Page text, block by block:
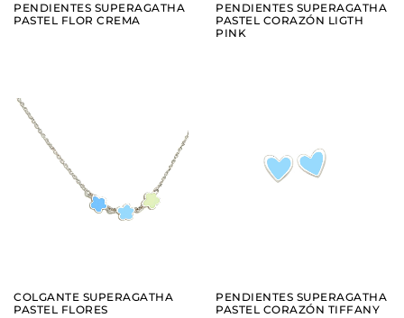
PENDIENTES SUPERAGATHA
PASTEL FLOR CREMA
PENDIENTES SUPERAGATHA
PASTEL CORAZÓN LIGTH
PINK
VER
COLGANTE SUPERAGATHA
PASTEL FLORES
VER
PENDIENTES SUPERAGATHA
PASTEL CORAZÓN TIFFANY